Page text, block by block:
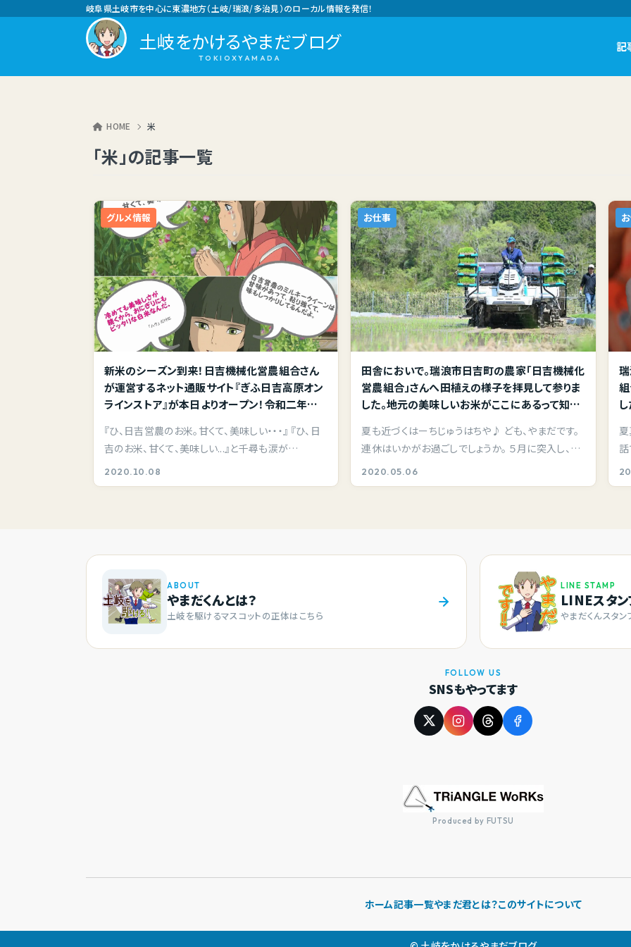
土岐をかけるやまだブログ
岐阜県土岐市を中心に東濃地方（土岐/瑞浪/多治見）のローカル情報を発信！
記
HOME 米
「米」の記事一覧
新米のシーズン到来！日吉機械化営農組合さん
が運営するネット通販サイト『ぎふ日吉高原オン
ラインストア』が本日よりオープン！令和二年の
『ひ、日吉営農のお米。甘くて、美味しい・・・』 『ひ、日
吉のお米、甘くて、美味しい...』と千尋も涙が…
2020.10.08
グルメ情報
田舎においで。瑞浪市日吉町の農家「日吉機械化
営農組合」さんへ田植えの様子を拝見して参りま
した。地元の美味しいお米がここにあるって知っ
夏も近づくはーちじゅうはちや♪ ども、やまだです。
連休はいかがお過ごしでしょうか。 ５月に突入し、全
国…
2020.05.06
お仕事
ABOUT
やまだくんとは？
土岐を駆けるマスコットの正体はこちら
LINE STAMP
LINEスタ
やまだくんスタ
FOLLOW US
SNSもやってます
Produced by FUTSU
ホーム記事一覧やまだ君とは？このサイトについて